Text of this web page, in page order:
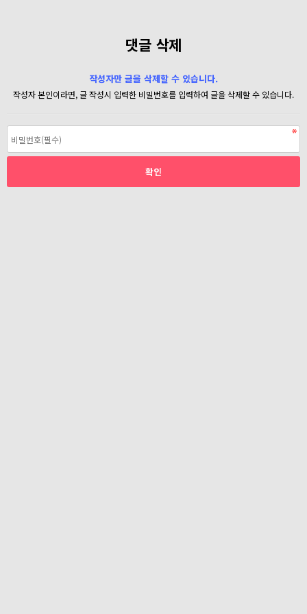
댓글 삭제
작성자만 글을 삭제할 수 있습니다.
작성자 본인이라면, 글 작성시 입력한 비밀번호를 입력하여 글을 삭제할 수 있습니다.